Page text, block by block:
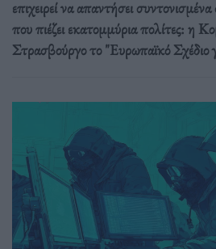
επιχειρεί να απαντήσει
που πιέζει εκατομμύρια πολίτες: η
Στρασβούργο το "Ευρωπαϊκό Σχέδιο